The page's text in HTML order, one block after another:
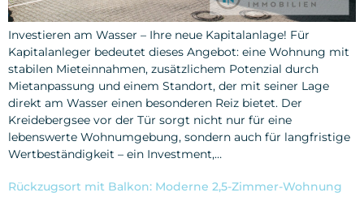
Investieren am Wasser – Ihre neue Kapitalanlage! Für
Kapitalanleger bedeutet dieses Angebot: eine Wohnung mit
stabilen Mieteinnahmen, zusätzlichem Potenzial durch
Mietanpassung und einem Standort, der mit seiner Lage
direkt am Wasser einen besonderen Reiz bietet. Der
Kreidebergsee vor der Tür sorgt nicht nur für eine
lebenswerte Wohnumgebung, sondern auch für langfristige
Wertbeständigkeit – ein Investment,…
Rückzugsort mit Balkon: Moderne 2,5-Zimmer-Wohnung